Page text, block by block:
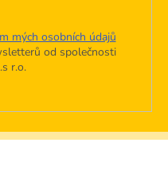
mých osobních údajů
od společnosti
r.o.